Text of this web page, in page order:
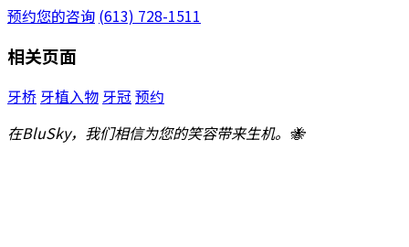
预约您的咨询 (613) 728-1511
相关页面
牙桥 牙植入物牙冠 预约
在BluSky，我们相信为您的笑容带来生机。🐝